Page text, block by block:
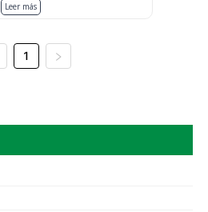
Leer más
1